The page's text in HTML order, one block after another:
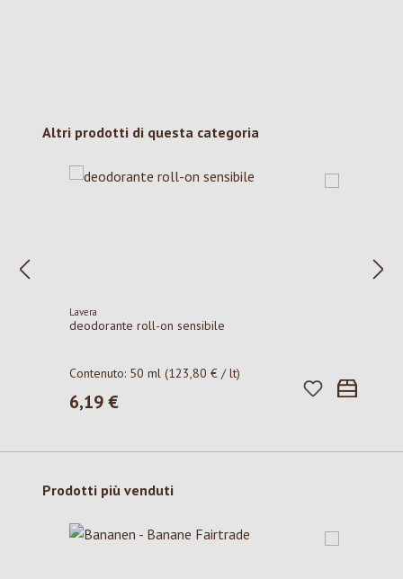
Salta la galleria dei prodotti
Altri prodotti di questa categoria
Lavera
deodorante roll-on sensibile
Contenuto: 50 ml(123,80 € / lt)
Prezzo normale:
6,19 €
Salta la galleria dei prodotti
Prodotti più venduti